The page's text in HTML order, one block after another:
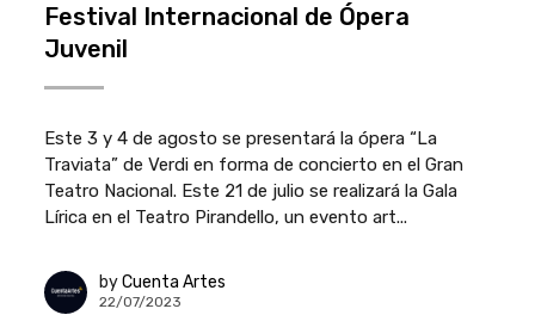
Festival Internacional de Ópera
Juvenil
Este 3 y 4 de agosto se presentará la ópera “La
Traviata” de Verdi en forma de concierto en el Gran
Teatro Nacional. Este 21 de julio se realizará la Gala
Lírica en el Teatro Pirandello, un evento art...
by Cuenta Artes
22/07/2023